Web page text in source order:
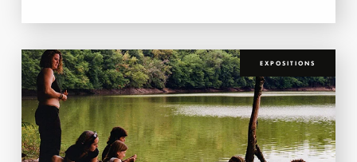
EXPOSITIONS